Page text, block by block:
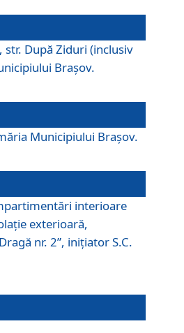
str. După Ziduri (inclusiv
Braşov.
Municipiului Braşov.
interioare
exterioară,
nr. 2”, iniţiator S.C.